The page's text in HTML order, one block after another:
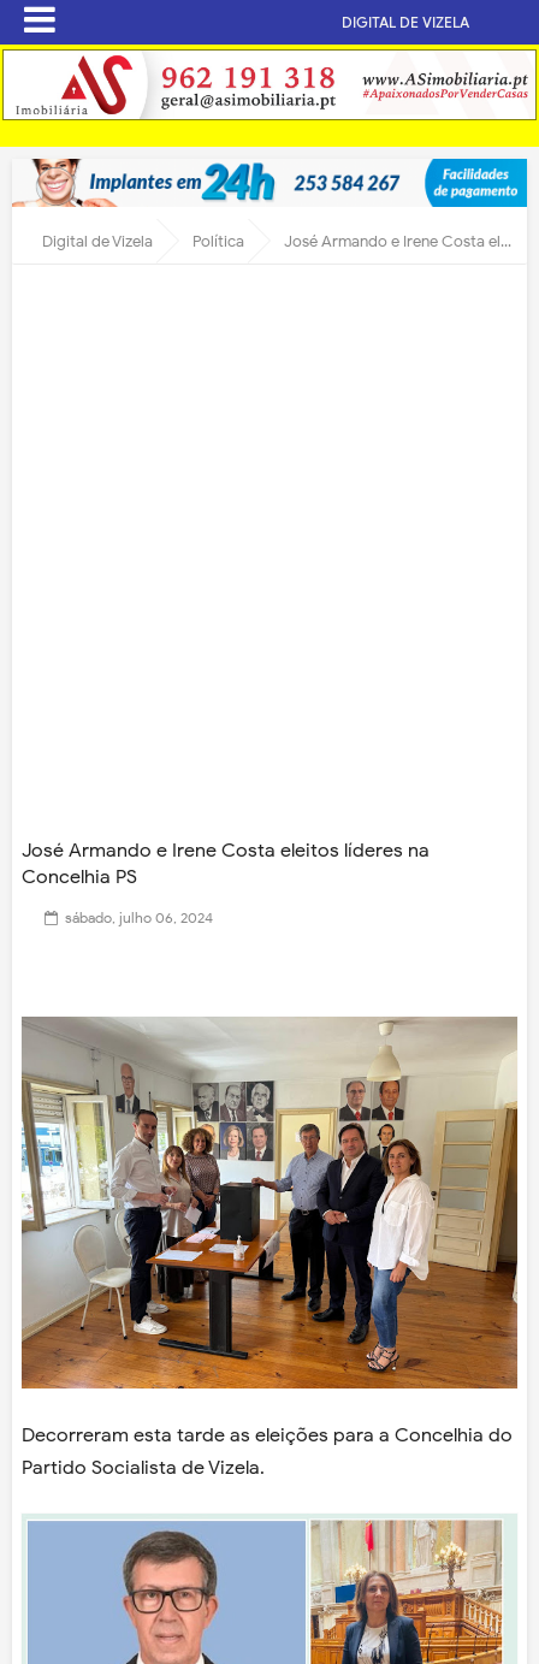
DIGITAL DE VIZELA
Digital de Vizela Política José Armando e Irene Costa eleitos líderes na Concelhia PS
José Armando e Irene Costa eleitos líderes na
Concelhia PS
sábado, julho 06, 2024
Decorreram esta tarde as eleições para a Concelhia do
Partido Socialista de Vizela.